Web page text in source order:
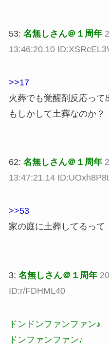
53: 名無しさん＠１周年
13:46:20.10
>>17
火葬でも覚醒剤反応って
もしかして土葬なのか？
62: 名無しさん＠１周年
13:47:21.14
>>53
家の庭に土葬してるって
3: 名無しさん＠１周年
ID:r/FDHML40
ドンドンファンファン♪
ドンファンファン♪